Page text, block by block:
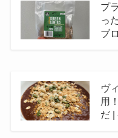
プ
っ
ブ
ヴ
用
だ |